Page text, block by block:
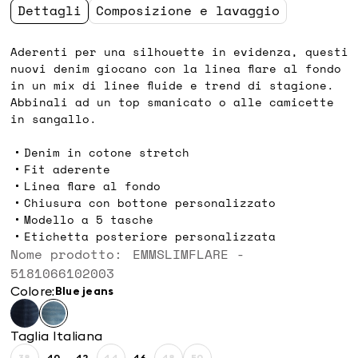
Dettagli Composizione e lavaggio
Aderenti per una silhouette in evidenza, questi
nuovi denim giocano con la linea flare al fondo
in un mix di linee fluide e trend di stagione.
Abbinali ad un top smanicato o alle camicette
in sangallo.
Denim in cotone stretch
Fit aderente
Linea flare al fondo
Chiusura con bottone personalizzato
Modello a 5 tasche
Etichetta posteriore personalizzata
Nome prodotto: EMMSLIMFLARE -
5181066102003
Colore: blue jeans
Taglia Italiana